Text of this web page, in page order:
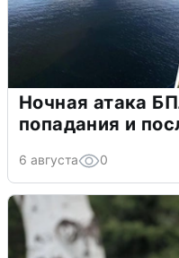
Ночная атака
попадания и
6 августа 0